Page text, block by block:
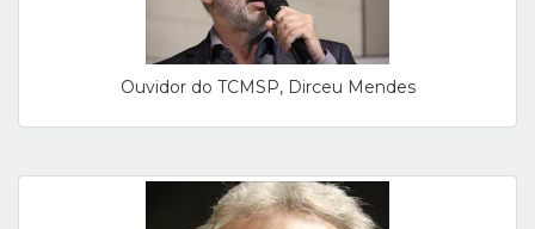
Ouvidor do TCMSP, Dirceu Mendes